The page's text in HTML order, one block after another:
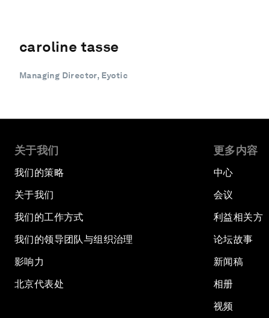
caroline tasse
Managing Director, Eyotic
关于我们
我们的策略
关于我们
我们的工作方式
我们的领导团队与组织治理
影响力
北京代表处
更多内容
中心
会议
利益相关方
论坛故事
新闻稿
相册
视频